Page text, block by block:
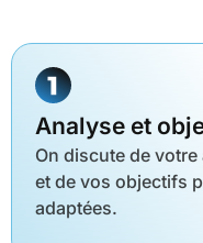
Analyse et
On discute de
et de vos objectifs
adaptées.